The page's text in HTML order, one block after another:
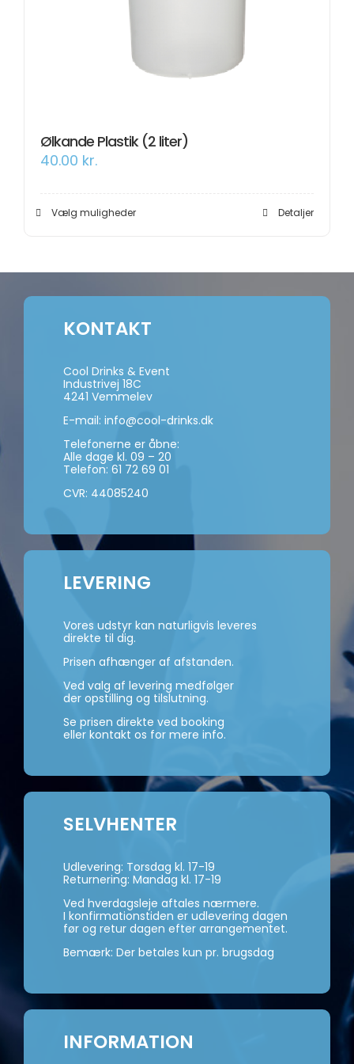
Ølkande Plastik (2 liter)
40.00 kr.
Vælg mulighederDette
Mulighederne
vælges
varesiden
Detaljer
KONTAKT
Cool Drinks & Event
Industrivej 18C
4241 Vemmelev
E-mail: info@cool-drinks.dk
Telefonerne er åbne:
Alle dage kl. 09 – 20
Telefon: 61 72 69 01
CVR: 44085240
LEVERING
Vores udstyr kan naturligvis leveres
direkte til dig.
Prisen afhænger af afstanden.
Ved valg af levering medfølger
der opstilling og tilslutning.
Se prisen direkte ved booking
eller kontakt os for mere info.
SELVHENTER
Udlevering: Torsdag kl. 17-19
Returnering: Mandag kl. 17-19
Ved hverdagsleje aftales nærmere.
I konfirmationstiden er udlevering dagen
før og retur dagen efter arrangementet.
Bemærk: Der betales kun pr. brugsdag
INFORMATION